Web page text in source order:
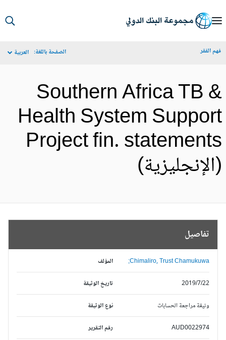
الفقر الصفحة باللغة: العربية
Southern Africa TB
Health System
Project fin.
تفاصيل
المؤلف Chimaliro, Trust Chamukuwa;
تاريخ الوثيقة 2019/7/22
نوع الوثيقة وثيقة مراجعة الحسابات
رقم التقرير AUD0022974